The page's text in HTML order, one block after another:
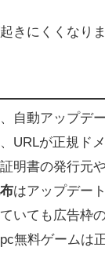
きにくくなりま
自動アップデ
URLが正規ド
明書の発行元
はアップデー
いても広告枠
無料ゲームは